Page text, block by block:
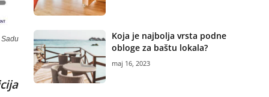
Koja je najbolja vrsta podne
obloge za baštu lokala?
maj 16, 2023